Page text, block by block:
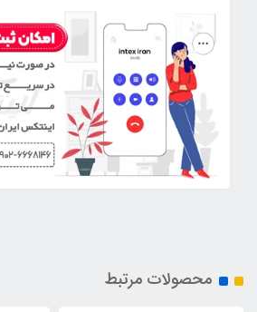
محصولات مرتبط